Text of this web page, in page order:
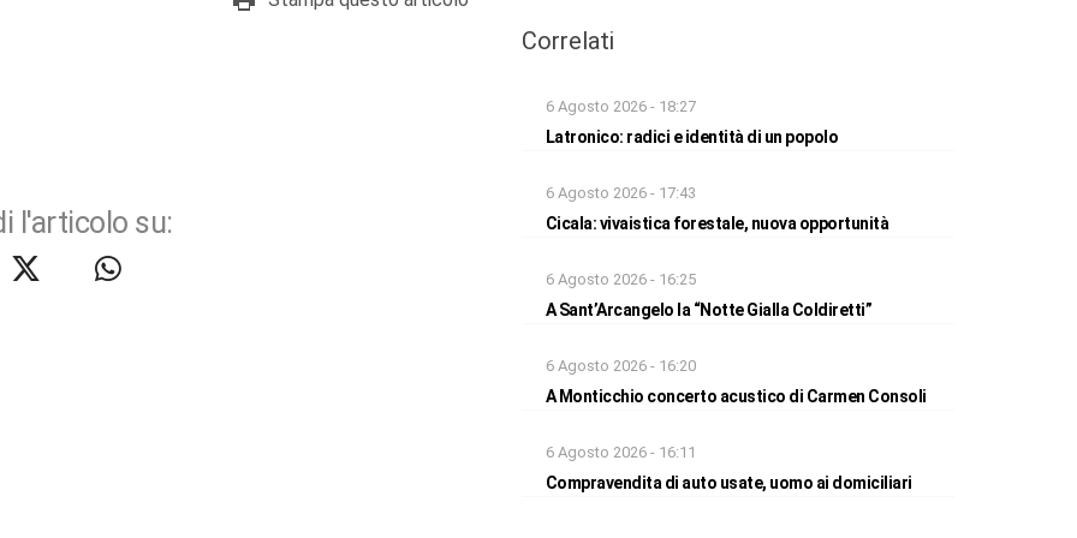
l'articolo su:
Correlati
6 Agosto 2026 - 18:27
Latronico: radici e identità di un popolo
6 Agosto 2026 - 17:43
Cicala: vivaistica forestale, nuova opportunità
6 Agosto 2026 - 16:25
A Sant’Arcangelo la “Notte Gialla Coldiretti”
6 Agosto 2026 - 16:20
A Monticchio concerto acustico di Carmen Consoli
6 Agosto 2026 - 16:11
Compravendita di auto usate, uomo ai domiciliari